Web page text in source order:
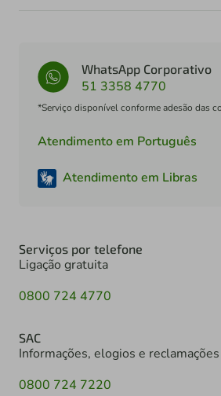
WhatsApp Corporativo
51 3358 4770
*Serviço disponível conforme adesão das
Atendimento em Português
Atendimento em Libras
Serviços por telefone
Ligação gratuita
0800 724 4770
SAC
Informações, elogios e reclamações
0800 724 7220